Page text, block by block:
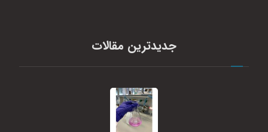
جدیدترین مقالات